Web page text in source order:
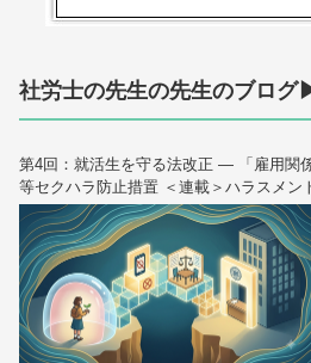
社労士の先生の先生のブログ
第4回：就活生を守る法改正 — 「雇用関
等セクハラ防止措置 ＜連載＞ハラスメン
年10月大改正を読み解く（全6回）